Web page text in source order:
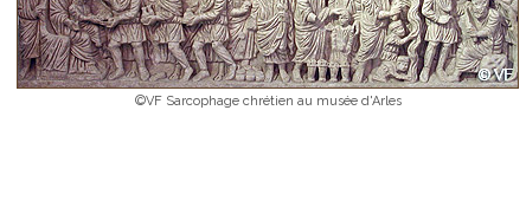
©VF Sarcophage chrétien au musée d'Arles